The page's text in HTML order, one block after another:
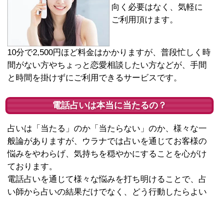
向く必要はなく、気軽に
ご利用頂けます。
10分で2,500円ほど料金はかかりますが、普段忙しく時
間がない方やちょっと恋愛相談したい方などが、手間
と時間を掛けずにご利用できるサービスです。
電話占いは本当に当たるの？
占いは「当たる」のか「当たらない」のか、様々な一
般論がありますが、ウラナでは占いを通じてお客様の
悩みをやわらげ、気持ちを穏やかにすることを心がけ
ております。
電話占いを通じて様々な悩みを打ち明けることで、占
い師から占いの結果だけでなく、どう行動したらよい